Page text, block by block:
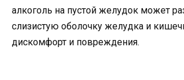
алкоголь на пустой желудок может
слизистую оболочку желудка и
дискомфорт и повреждения.